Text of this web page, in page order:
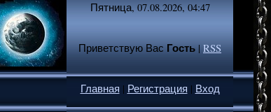
Пятница, 07.08.2026, 04:47
Приветствую Вас Гость|RSS
Главная | Регистрация | Вход